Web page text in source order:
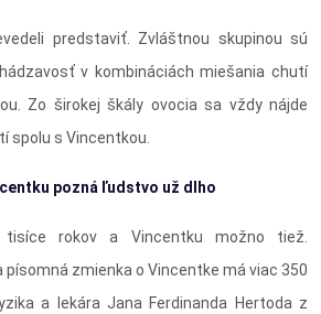
predstaviť. Zvláštnou skupinou sú
v kombináciách miešania chutí
Zo širokej škály ovocia sa vždy nájde
spolu s Vincentkou.
pozná ľudstvo už dlho
rokov a Vincentku možno tiež.
písomná zmienka o Vincentke má viac 350
a lekára Jana Ferdinanda Hertoda z